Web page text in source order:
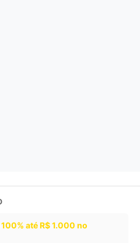
até R$ 1.000 no